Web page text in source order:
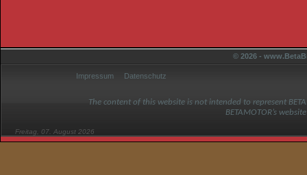
© 2026 -
Impressum Datenschutz
The content of this website is not intended to represent
BETAMOTOR’s
Freitag, 07. August 2026